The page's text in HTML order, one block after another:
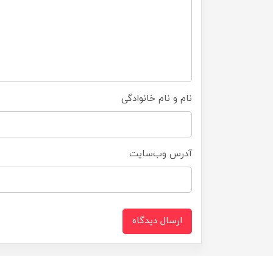
نام و نام خانوادگی
آدرس وب‌سایت
ارسال دیدگاه